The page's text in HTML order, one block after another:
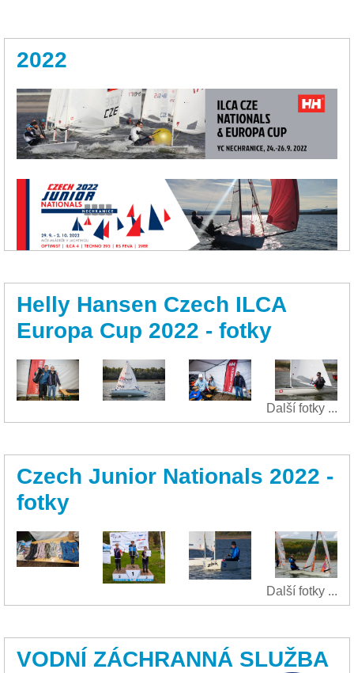
2022
Helly Hansen Czech ILCA
Europa Cup 2022 - fotky
Další fotky ...
Czech Junior Nationals 2022 -
fotky
Další fotky ...
VODNÍ ZÁCHRANNÁ SLUŽBA